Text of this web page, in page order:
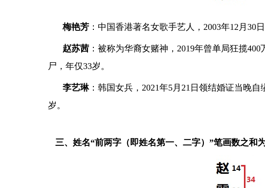
梅艳芳 ：中国香港著名女歌手艺人，2003年12月30
赵苏茜 ：被称为华裔女赌神，2019年曾单局狂揽
尸，年仅33岁。
李艺琳：韩国女兵，2021年5月21日领结婚证当晚
岁。
三、姓名“前两字（即姓名第一、二字）”笔画数之和